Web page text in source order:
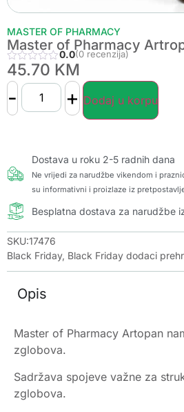
MASTER OF PHARMACY
Master of Pharmacy
0.0(0 recenzija)
45.70 KM
- + Dodaj u korpu
Dostava u roku 2-5 radnih dana
Ne vrijedi za narudžbe vikendom i
su informativni i proizlaze iz
Besplatna dostava za narudžbe
SKU:17476
Black Friday, Black Friday dodaci
Opis
Master of Pharmacy Artopan
zglobova.
Sadržava spojeve važne za
zglobova.